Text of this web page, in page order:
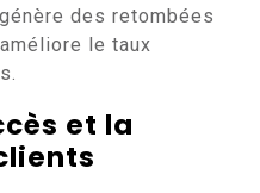
des retombées
le taux
et la